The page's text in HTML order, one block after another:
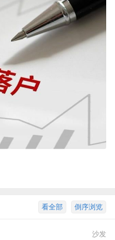
倒序浏览
看全部
沙发